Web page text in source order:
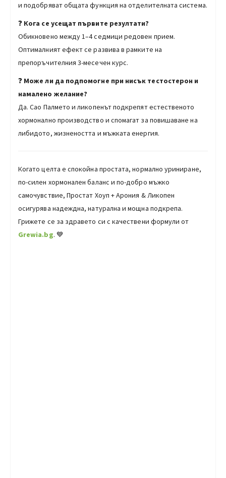
и подобряват общата функция на отделителната система.
❓ Кога се усещат първите резултати?
Обикновено между 1–4 седмици редовен прием.
Оптималният ефект се развива в рамките на
препоръчителния 3-месечен курс.
❓ Може ли да подпомогне при нисък тестостерон и
намалено желание?
Да. Сао Палмето и ликопенът подкрепят естественото
хормонално производство и спомагат за повишаване на
либидото, жизнеността и мъжката енергия.
Когато целта е спокойна простата, нормално уриниране,
по-силен хормонален баланс и по-добро мъжко
самочувствие, Простат Хоуп + Арония & Ликопен
осигурява надеждна, натурална и мощна подкрепа.
Грижете се за здравето си с качествени формули от
Grewia.bg. 💙